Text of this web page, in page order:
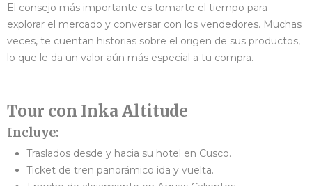
El consejo más importante es tomarte el tiempo para
explorar el mercado y conversar con los vendedores. Muchas
veces, te cuentan historias sobre el origen de sus productos,
lo que le da un valor aún más especial a tu compra.
Tour con Inka Altitude
Incluye:
Traslados desde y hacia su hotel en Cusco.
Ticket de tren panorámico ida y vuelta.